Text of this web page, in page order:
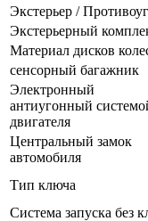
Экстерьер /
Экстерьерный
Материал дисков
сенсорный багажник
Электронный
антиугонный
двигателя
Центральный замок
автомобиля
Тип ключа
Система запуска без